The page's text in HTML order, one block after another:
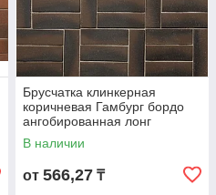
Брусчатка клинкерная
коричневая Гамбург бордо
ангобированная лонг
В наличии
от 566,27 ₸